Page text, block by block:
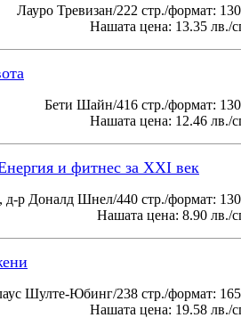
Лауро Тревизан/222 стр./формат:
Нашата цена: 13.35 лв./
Бети Шайн/416 стр./формат:
Нашата цена: 12.46 лв./
и фитнес за XXI век
р Доналд Шнел/440 стр./формат:
Нашата цена: 8.90 лв./
Шулте-Юбинг/238 стр./формат:
Нашата цена: 19.58 лв./